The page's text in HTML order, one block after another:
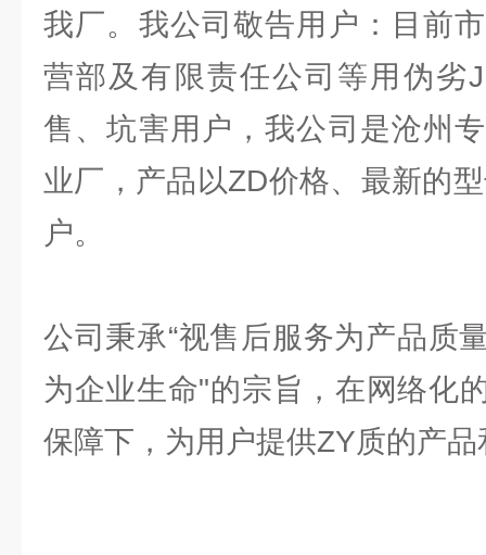
我厂。我公司敬告用户：目前
营部及有限责任公司等用伪劣
售、坑害用户，我公司是沧州
业厂，产品以ZD价格、最新的
户。
公司秉承“视售后服务为产品质
为企业生命"的宗旨，在网络化
保障下，为用户提供ZY质的产品